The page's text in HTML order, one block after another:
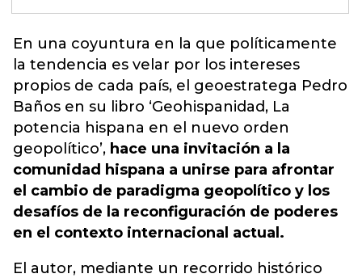
En una coyuntura en la que políticamente
la tendencia es velar por los intereses
propios de cada país, el geoestratega Pedro
Baños en su libro ‘Geohispanidad, La
potencia hispana en el nuevo orden
geopolítico’, hace una invitación a la
comunidad hispana a unirse para afrontar
el cambio de paradigma geopolítico y los
desafíos de la reconfiguración de poderes
en el contexto internacional actual.
El autor, mediante un recorrido histórico